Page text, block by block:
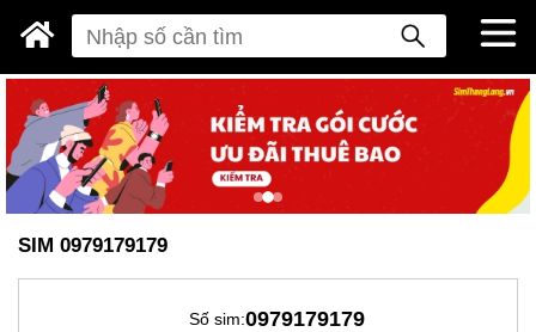
SIM 0979179179
Số sim:0979179179